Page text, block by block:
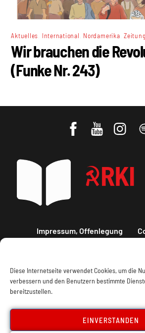
Diese Internetseite verwendet Cookies, um die
verbessern und den Benutzern bestimmte
bereitzustellen.
EINVERSTANDEN
Aktuelles International Nordamerika ,Zeitung
Wir brauchen die
(Funke Nr. 243)
Impressum, Offenlegung